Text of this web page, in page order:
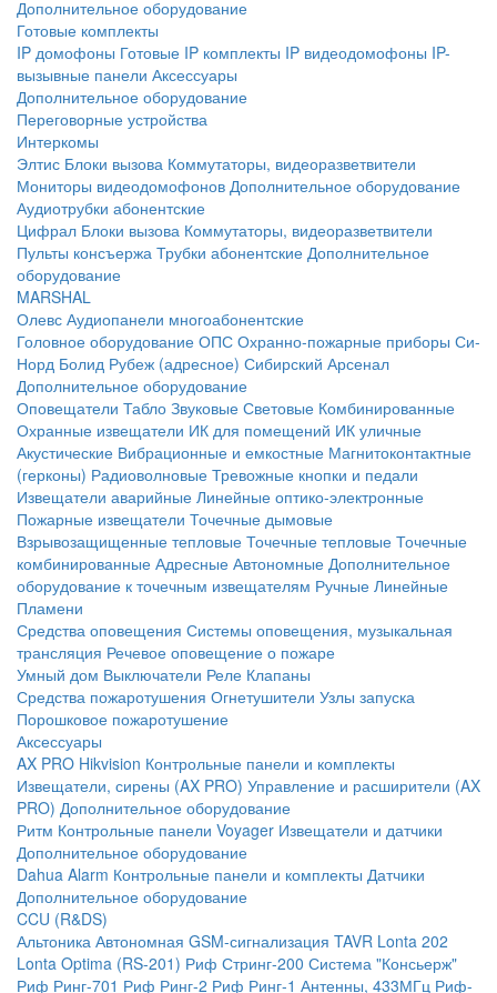
Дополнительное оборудование
Готовые комплекты
IP домофоны Готовые IP комплекты IP видеодомофоны IP-
вызывные панели Аксессуары
Дополнительное оборудование
Переговорные устройства
Интеркомы
Элтис Блоки вызова Коммутаторы, видеоразветвители
Мониторы видеодомофонов Дополнительное оборудование
Аудиотрубки абонентские
Цифрал Блоки вызова Коммутаторы, видеоразветвители
Пульты консъержа Трубки абонентские Дополнительное
оборудование
MARSHAL
Олевс Аудиопанели многоабонентские
Головное оборудование ОПС Охранно-пожарные приборы Си-
Норд Болид Рубеж (адресное) Сибирский Арсенал
Дополнительное оборудование
Оповещатели Табло Звуковые Световые Комбинированные
Охранные извещатели ИК для помещений ИК уличные
Акустические Вибрационные и емкостные Магнитоконтактные
(герконы) Радиоволновые Тревожные кнопки и педали
Извещатели аварийные Линейные оптико-электронные
Пожарные извещатели Точечные дымовые
Взрывозащищенные тепловые Точечные тепловые Точечные
комбинированные Адресные Автономные Дополнительное
оборудование к точечным извещателям Ручные Линейные
Пламени
Средства оповещения Системы оповещения, музыкальная
трансляция Речевое оповещение о пожаре
Умный дом Выключатели Реле Клапаны
Средства пожаротушения Огнетушители Узлы запуска
Порошковое пожаротушение
Аксессуары
AX PRO Hikvision Контрольные панели и комплекты
Извещатели, сирены (AX PRO) Управление и расширители (AX
PRO) Дополнительное оборудование
Ритм Контрольные панели Voyager Извещатели и датчики
Дополнительное оборудование
Dahua Alarm Контрольные панели и комплекты Датчики
Дополнительное оборудование
CCU (R&DS)
Альтоника Автономная GSM-сигнализация TAVR Lonta 202
Lonta Optima (RS-201) Риф Стринг-200 Система "Консьерж"
Риф Ринг-701 Риф Ринг-2 Риф Ринг-1 Антенны, 433МГц Риф-